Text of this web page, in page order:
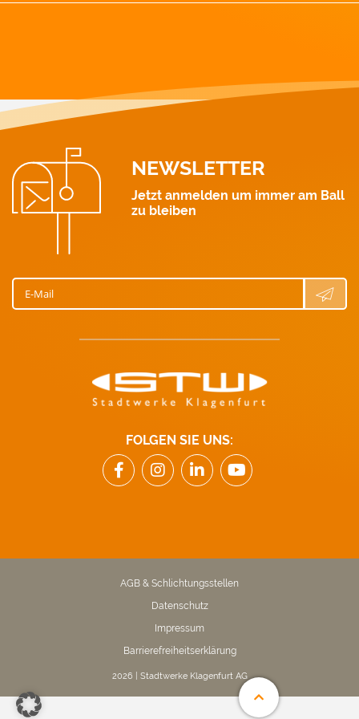
Wasser: 0463 521 411
NEWSLETTER
Jetzt anmelden um immer am Ball
zu bleiben
E-Mail
FOLGEN SIE UNS:
AGB & Schlichtungsstellen
Datenschutz
Impressum
Barrierefreiheitserklärung
2026 | Stadtwerke Klagenfurt AG